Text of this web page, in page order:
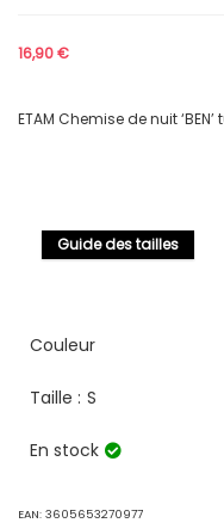
16,90€
ETAM Chemise de nuit
Guide des tailles
Couleur
Taille : S
En stock
EAN: 3605653270977